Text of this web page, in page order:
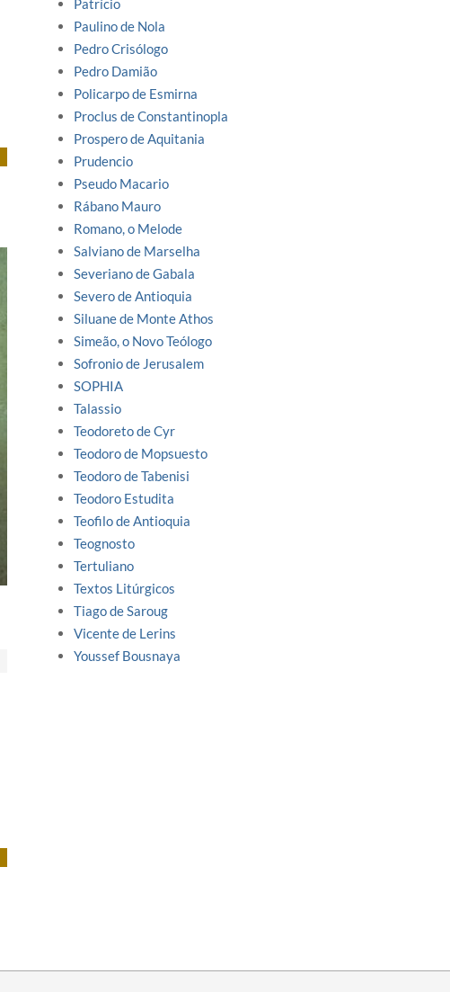
Patrício
Paulino de Nola
Pedro Crisólogo
Pedro Damião
Policarpo de Esmirna
Proclus de Constantinopla
Prospero de Aquitania
Prudencio
Pseudo Macario
Rábano Mauro
Romano, o Melode
Salviano de Marselha
Severiano de Gabala
Severo de Antioquia
Siluane de Monte Athos
Simeão, o Novo Teólogo
Sofronio de Jerusalem
SOPHIA
Talassio
Teodoreto de Cyr
Teodoro de Mopsuesto
Teodoro de Tabenisi
Teodoro Estudita
Teofilo de Antioquia
Teognosto
Tertuliano
Textos Litúrgicos
Tiago de Saroug
Vicente de Lerins
Youssef Bousnaya